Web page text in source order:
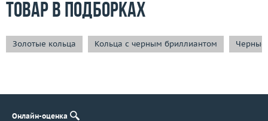
Товар в подборках
Золотые кольца Кольца с черным бриллиантом Черные
Онлайн-оценка